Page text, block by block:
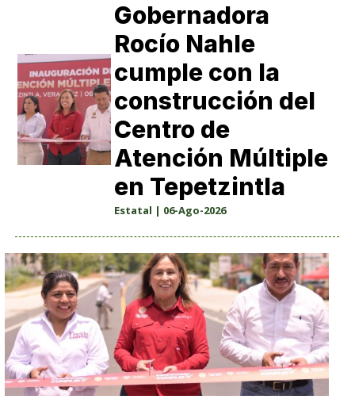
Gobernadora
Rocío Nahle
cumple con la
construcción del
Centro de
Atención Múltiple
en Tepetzintla
Estatal | 06-Ago-2026